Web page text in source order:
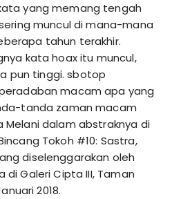
yang memang tengah
muncul di mana-mana
tahun terakhir.
kata hoax itu muncul,
pun tinggi.sbotop
macam apa yang
tanda zaman macam
Melani dalam abstraknya di
Tokoh #10: Sastra,
diselenggarakan oleh
di Galeri Cipta III, Taman
2018.